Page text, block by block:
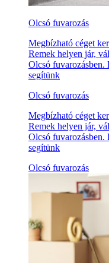
Olcsó fuvarozás
Megbízható céget
Remek helyen jár,
Olcsó
segítünk
Olcsó fuvarozás
Megbízható céget
Remek helyen jár,
Olcsó
segítünk
Olcsó fuvarozás